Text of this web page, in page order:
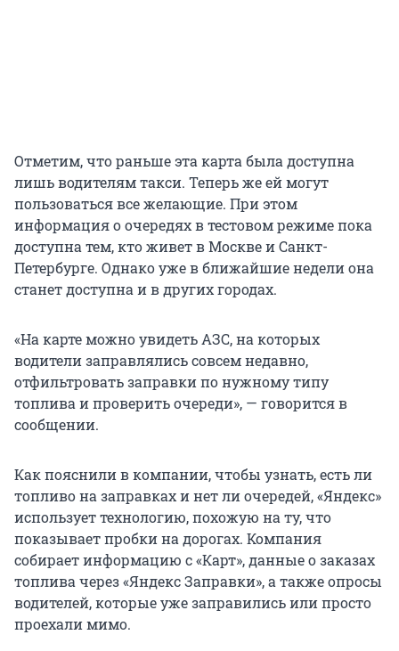
Отметим, что раньше эта карта была доступна
лишь водителям такси. Теперь же ей могут
пользоваться все желающие. При этом
информация о очередях в тестовом режиме пока
доступна тем, кто живет в Москве и Санкт-
Петербурге. Однако уже в ближайшие недели она
станет доступна и в других городах.
«На карте можно увидеть АЗС, на которых
водители заправлялись совсем недавно,
отфильтровать заправки по нужному типу
топлива и проверить очереди», — говорится в
сообщении.
Как пояснили в компании, чтобы узнать, есть ли
топливо на заправках и нет ли очередей, «Яндекс»
использует технологию, похожую на ту, что
показывает пробки на дорогах. Компания
собирает информацию с «Карт», данные о заказах
топлива через «Яндекс Заправки», а также опросы
водителей, которые уже заправились или просто
проехали мимо.